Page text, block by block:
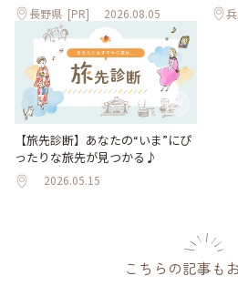
長野県 [PR] 2026.08.05
【旅先診断】あなたの“いま”にぴ
ったりな旅先が見つかる♪
2026.05.15
こちらの記事も